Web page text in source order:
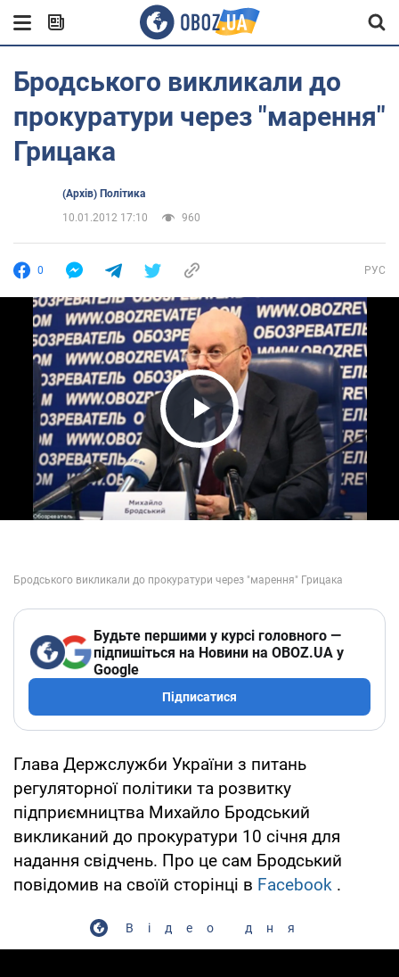
Бродського викликали до
прокуратури через "марення"
Грицака
(Архів) Політика
10.01.2012 17:10
960
0 РУС
Play Video
Будьте першими у курсі головного —
підпишіться на Новини на OBOZ.UA у
Google
Підписатися
Глава Держслужби України з питань
регуляторної політики та розвитку
підприємництва Михайло Бродський
викликаний до прокуратури 10 січня для
надання свідчень. Про це сам Бродський
повідомив на своїй сторінці в Facebook .
Відео дня